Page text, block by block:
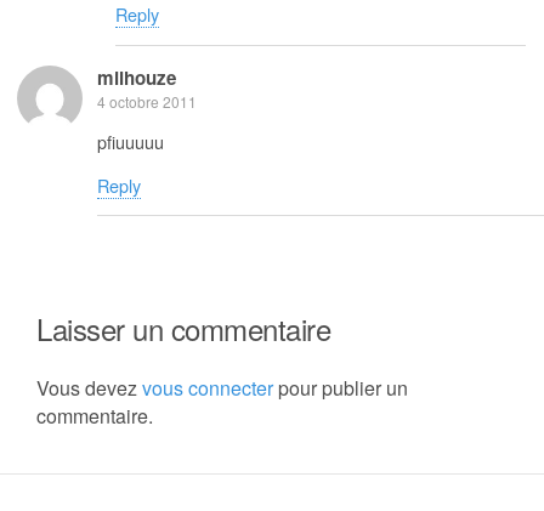
Reply
milhouze
4 octobre 2011
pfiuuuuu
Reply
Laisser un commentaire
Vous devezvous connecterpour publier un
commentaire.